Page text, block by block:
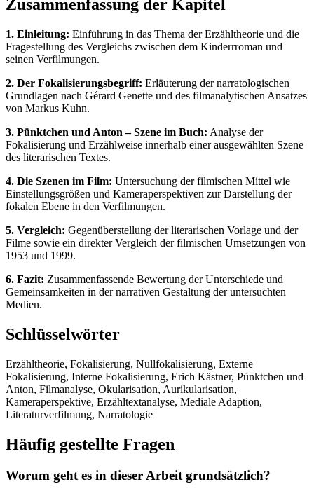
Zusammenfassung der Kapitel
1. Einleitung: Einführung in das Thema der Erzähltheorie und die
Fragestellung des Vergleichs zwischen dem Kinderrroman und
seinen Verfilmungen.
2. Der Fokalisierungsbegriff: Erläuterung der narratologischen
Grundlagen nach Gérard Genette und des filmanalytischen Ansatzes
von Markus Kuhn.
3. Pünktchen und Anton – Szene im Buch: Analyse der
Fokalisierung und Erzählweise innerhalb einer ausgewählten Szene
des literarischen Textes.
4. Die Szenen im Film: Untersuchung der filmischen Mittel wie
Einstellungsgrößen und Kameraperspektiven zur Darstellung der
fokalen Ebene in den Verfilmungen.
5. Vergleich: Gegenüberstellung der literarischen Vorlage und der
Filme sowie ein direkter Vergleich der filmischen Umsetzungen von
1953 und 1999.
6. Fazit: Zusammenfassende Bewertung der Unterschiede und
Gemeinsamkeiten in der narrativen Gestaltung der untersuchten
Medien.
Schlüsselwörter
Erzähltheorie, Fokalisierung, Nullfokalisierung, Externe
Fokalisierung, Interne Fokalisierung, Erich Kästner, Pünktchen und
Anton, Filmanalyse, Okularisation, Aurikularisation,
Kameraperspektive, Erzähltextanalyse, Mediale Adaption,
Literaturverfilmung, Narratologie
Häufig gestellte Fragen
Worum geht es in dieser Arbeit grundsätzlich?